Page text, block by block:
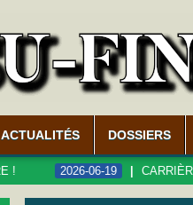
ACTUALITÉS DOSSIERS
2026-06-19 CARRIÈRES